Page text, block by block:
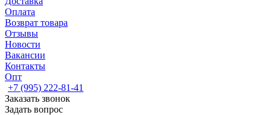
Оплата
Возврат товара
Отзывы
Новости
Вакансии
Контакты
Опт
+7 (995) 222-81-41
Заказать звонок
Задать вопрос